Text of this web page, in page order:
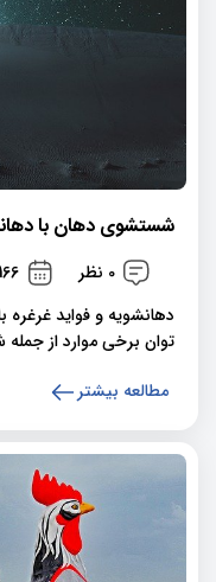
شستشوی دهان با
0 نظر
1166
دهانشویه و فواید
توان برخی موارد از
مطالعه بیشتر